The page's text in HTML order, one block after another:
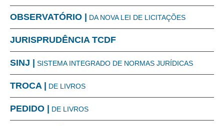
OBSERVATÓRIO | DA NOVA LEI DE LICITAÇÕES
JURISPRUDÊNCIA TCDF
SINJ | SISTEMA INTEGRADO DE NORMAS JURÍDICAS
TROCA | DE LIVROS
PEDIDO | DE LIVROS